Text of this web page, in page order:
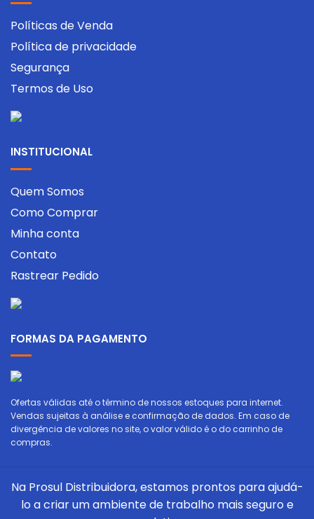
Políticas de Venda
Política de privacidade
Segurança
Termos de Uso
INSTITUCIONAL
Quem Somos
Como Comprar
Minha conta
Contato
Rastrear Pedido
FORMAS DA PAGAMENTO
Ofertas válidas até o término de nossos estoques para internet.
Vendas sujeitas à análise e confirmação de dados. Em caso de
divergência de valores no site, o valor válido é o do carrinho de
compras.
Na Prosul Distribuidora, estamos prontos para ajudá-
lo a criar um ambiente de trabalho mais seguro e